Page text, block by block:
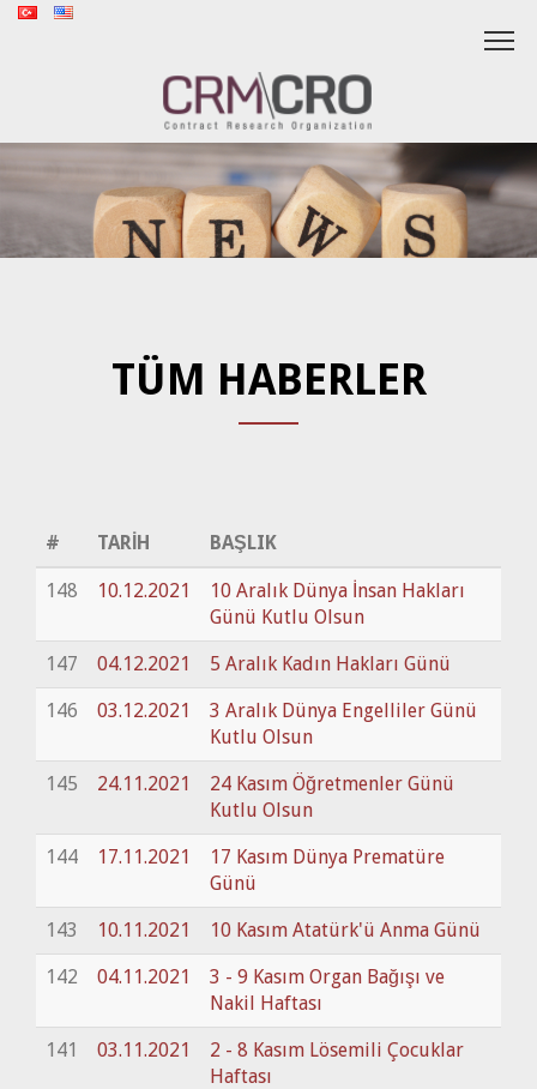
TÜM HABERLER
# TARİH BAŞLIK
148 10.12.2021
10 Aralık Dünya İnsan Hakları
Günü Kutlu Olsun
147 04.12.2021 5 Aralık Kadın Hakları Günü
146 03.12.2021
3 Aralık Dünya Engelliler Günü
Kutlu Olsun
145 24.11.2021
24 Kasım Öğretmenler Günü
Kutlu Olsun
144 17.11.2021
17 Kasım Dünya Prematüre
Günü
143 10.11.2021 10 Kasım Atatürk'ü Anma Günü
142 04.11.2021
3 - 9 Kasım Organ Bağışı ve
Nakil Haftası
141 03.11.2021
2 - 8 Kasım Lösemili Çocuklar
Haftası